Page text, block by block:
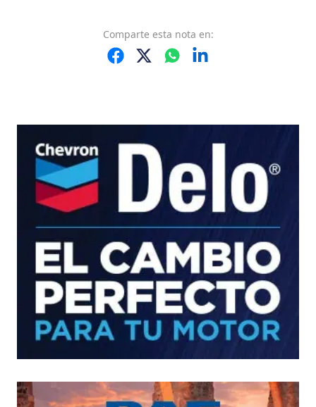
Comparte esta nota en: